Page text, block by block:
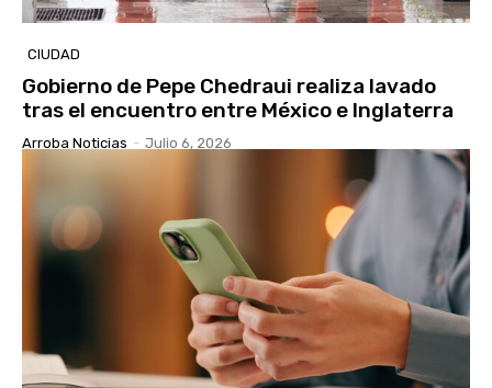
CIUDAD
Gobierno de Pepe Chedraui realiza lavado
tras el encuentro entre México e Inglaterra
Arroba Noticias - Julio 6, 2026